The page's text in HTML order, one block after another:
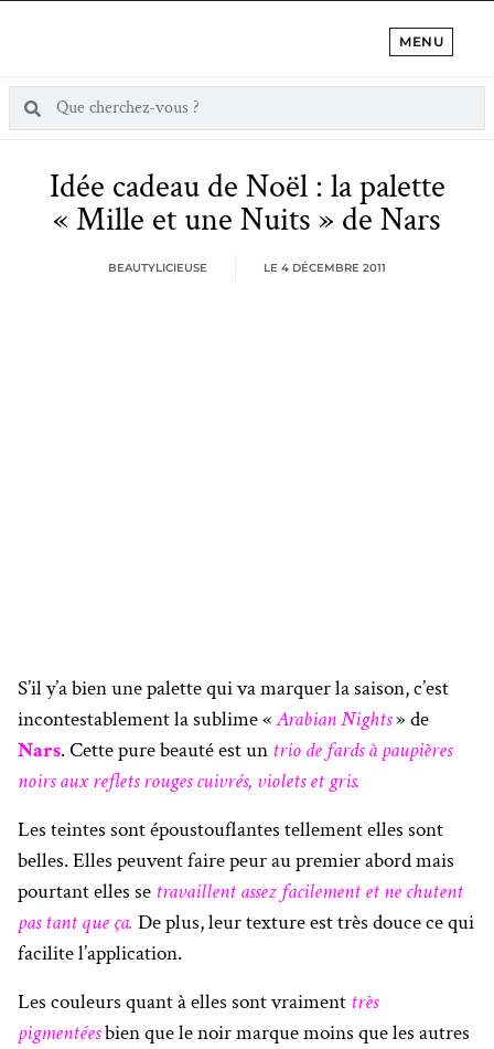
MENU
Idée cadeau de Noël : la palette
« Mille et une Nuits » de Nars
BEAUTYLICIEUSE LE 4 DÉCEMBRE 2011
S’il y’a bien une palette qui va marquer la saison, c’est
incontestablement la sublime «Arabian Nights» de
Nars. Cette pure beauté est un trio de fards à paupières
noirs aux reflets rouges cuivrés, violets et gris.
Les teintes sont époustouflantes tellement elles sont
belles. Elles peuvent faire peur au premier abord mais
pourtant elles se travaillent assez facilement et ne chutent
pas tant que ça. De plus, leur texture est très douce ce qui
facilite l’application.
Les couleurs quant à elles sont vraiment très
pigmentéesbien que le noir marque moins que les autres